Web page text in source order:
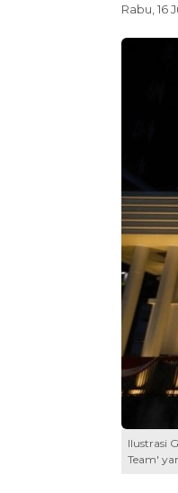
Rabu, 16
Ilustrasi
Team'